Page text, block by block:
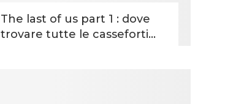
The last of us part 1 : dove
trovare tutte le casseforti...